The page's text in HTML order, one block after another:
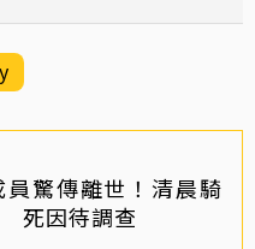
驚傳離世！清晨騎
死因待調查